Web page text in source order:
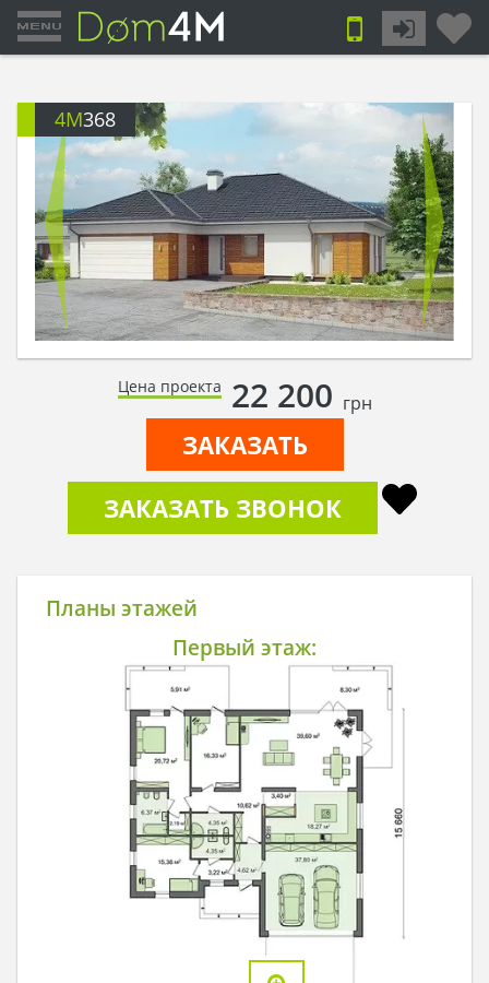
4M368
Цена проекта 22 200 грн
ЗАКАЗАТЬ
ЗАКАЗАТЬ ЗВОНОК
Планы этажей
Первый этаж: